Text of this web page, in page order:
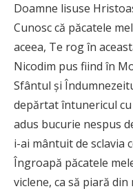
Doamne lisuse
Cunosc că păcatele
aceea, Te rog în
Nicodim pus fiind în
Sfântul şi
depărtat întunericul
adus bucurie nespus
i-ai mântuit de sclavia
Îngroapă păcatele
viclene, ca să piară